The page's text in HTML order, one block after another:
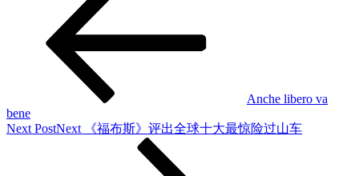
Anche libero va
bene
Next PostNext 《福布斯》评出全球十大最惊险过山车